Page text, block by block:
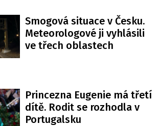
Smogová situace v Česku.
Meteorologové ji vyhlásili
ve třech oblastech
Princezna Eugenie má třetí
dítě. Rodit se rozhodla v
Portugalsku